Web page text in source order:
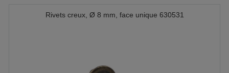
Rivets creux, Ø 8 mm, face unique 630531